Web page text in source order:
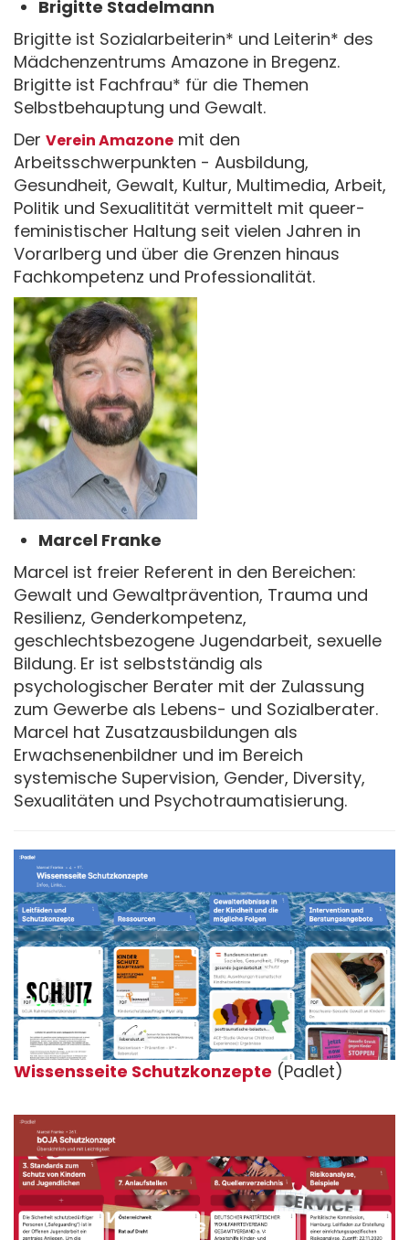
Brigitte Stadelmann
Brigitte ist Sozialarbeiterin* und Leiterin* des
Mädchenzentrums Amazone in Bregenz.
Brigitte ist Fachfrau* für die Themen
Selbstbehauptung und Gewalt.
Der Verein Amazone mit den
Arbeitsschwerpunkten - Ausbildung,
Gesundheit, Gewalt, Kultur, Multimedia, Arbeit,
Politik und Sexualitität vermittelt mit queer-
feministischer Haltung seit vielen Jahren in
Vorarlberg und über die Grenzen hinaus
Fachkompetenz und Professionalität.
Marcel Franke
Marcel ist freier Referent in den Bereichen:
Gewalt und Gewaltprävention, Trauma und
Resilienz, Genderkompetenz,
geschlechtsbezogene Jugendarbeit, sexuelle
Bildung. Er ist selbstständig als
psychologischer Berater mit der Zulassung
zum Gewerbe als Lebens- und Sozialberater.
Marcel hat Zusatzausbildungen als
Erwachsenenbildner und im Bereich
systemische Supervision, Gender, Diversity,
Sexualitäten und Psychotraumatisierung.
Wissensseite Schutzkonzepte (Padlet)